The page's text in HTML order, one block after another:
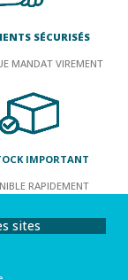
SÉCURISÉS
MANDAT VIREMENT
IMPORTANT
RAPIDEMENT
sites